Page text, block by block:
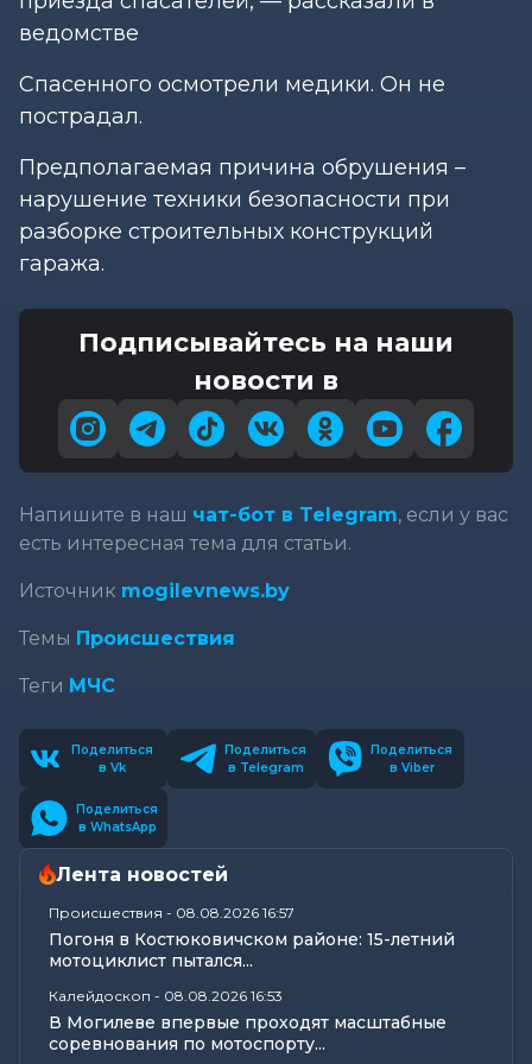
ведомстве
Спасенного осмотрели медики. Он не
пострадал.
Предполагаемая причина обрушения –
нарушение техники безопасности при
разборке строительных конструкций
гаража.
Подписывайтесь на наши
новости в
Напишите в наш чат-бот в Telegram, если у вас
есть интересная тема для статьи.
Источник mogilevnews.by
Темы Происшествия
Теги МЧС
Поделиться
в Vk
Поделиться
в Telegram
Поделиться
в Viber
Поделиться
в WhatsApp
Лента новостей
Происшествия - 08.08.2026 16:57
Погоня в Костюковичском районе: 15-летний
мотоциклист пытался...
Калейдоскоп - 08.08.2026 16:53
В Могилеве впервые проходят масштабные
соревнования по мотоспорту...